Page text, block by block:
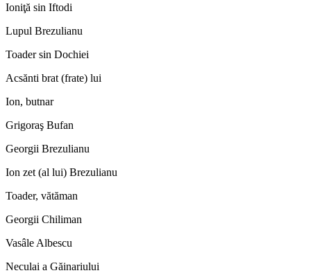
Ioniţă sin Iftodi
Lupul Brezulianu
Toader sin Dochiei
Acsănti brat (frate) lui
Ion, butnar
Grigoraş Bufan
Georgii Brezulianu
Ion zet (al lui) Brezulianu
Toader, vătăman
Georgii Chiliman
Vasâle Albescu
Neculai a Găinariului